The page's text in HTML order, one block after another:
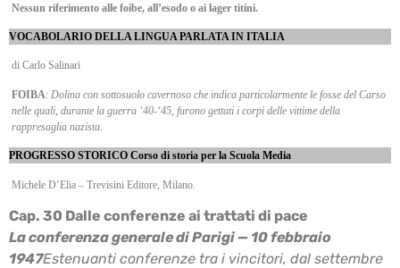
Nessun riferimento alle foibe, all’esodo o ai lager titini.
VOCABOLARIO DELLA LINGUA PARLATA IN ITALIA
di Carlo Salinari
FOIBA: Dolina con sottosuolo cavernoso che indica particolarmente le fosse del Carso
nelle quali, durante la guerra ‘40-‘45, furono gettati i corpi delle vittime della
rappresaglia nazista.
PROGRESSO STORICO Corso di storia per la Scuola Media
Michele D’Elia – Trevisini Editore, Milano.
Cap. 30 Dalle conferenze ai trattati di pace
La conferenza generale di Parigi — 10 febbraio
1947Estenuanti conferenze tra i vincitori, dal settembre